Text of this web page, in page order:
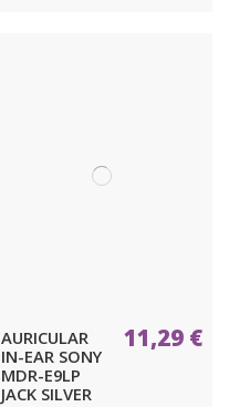
AURICULAR
IN-EAR SONY
MDR-E9LP
JACK SILVER
11,29 €